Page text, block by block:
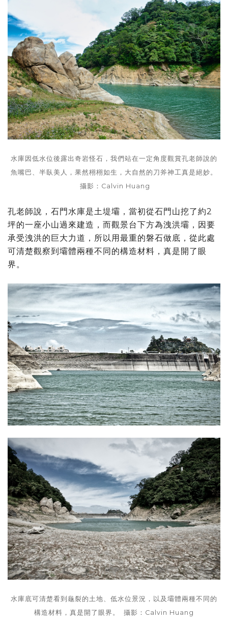
水庫因低水位後露出奇岩怪石，我們站在一定角度觀賞孔老師說的
魚嘴巴、半臥美人，果然栩栩如生，大自然的刀斧神工真是絕妙。
攝影：Calvin Huang
孔老師說，石門水庫是土堤壩，當初從石門山挖了約2
坪的一座小山過來建造，而觀景台下方為洩洪壩，因要
承受洩洪的巨大力道，所以用最重的磐石做底，從此處
可清楚觀察到壩體兩種不同的構造材料，真是開了眼
界。
水庫底可清楚看到龜裂的土地、低水位景況，以及壩體兩種不同的
構造材料，真是開了眼界。 攝影：Calvin Huang